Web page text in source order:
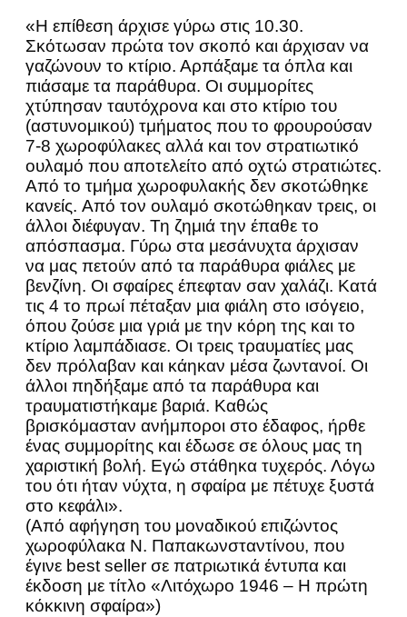
«Η επίθεση άρχισε γύρω στις 10.30.
Σκότωσαν πρώτα τον σκοπό και άρχισαν να
γαζώνουν το κτίριο. Αρπάξαμε τα όπλα και
πιάσαμε τα παράθυρα. Οι συμμορίτες
χτύπησαν ταυτόχρονα και στο κτίριο του
(αστυνομικού) τμήματος που το φρουρούσαν
7-8 χωροφύλακες αλλά και τον στρατιωτικό
ουλαμό που αποτελείτο από οχτώ στρατιώτες.
Από το τμήμα χωροφυλακής δεν σκοτώθηκε
κανείς. Από τον ουλαμό σκοτώθηκαν τρεις, οι
άλλοι διέφυγαν. Τη ζημιά την έπαθε το
απόσπασμα. Γύρω στα μεσάνυχτα άρχισαν
να μας πετούν από τα παράθυρα φιάλες με
βενζίνη. Οι σφαίρες έπεφταν σαν χαλάζι. Κατά
τις 4 το πρωί πέταξαν μια φιάλη στο ισόγειο,
όπου ζούσε μια γριά με την κόρη της και το
κτίριο λαμπάδιασε. Οι τρεις τραυματίες μας
δεν πρόλαβαν και κάηκαν μέσα ζωντανοί. Οι
άλλοι πηδήξαμε από τα παράθυρα και
τραυματιστήκαμε βαριά. Καθώς
βρισκόμασταν ανήμποροι στο έδαφος, ήρθε
ένας συμμορίτης και έδωσε σε όλους μας τη
χαριστική βολή. Εγώ στάθηκα τυχερός. Λόγω
του ότι ήταν νύχτα, η σφαίρα με πέτυχε ξυστά
στο κεφάλι».
(Από αφήγηση του μοναδικού επιζώντος
χωροφύλακα Ν. Παπακωνσταντίνου, που
έγινε best seller σε πατριωτικά έντυπα και
έκδοση με τίτλο «Λιτόχωρο 1946 – Η πρώτη
κόκκινη σφαίρα»)